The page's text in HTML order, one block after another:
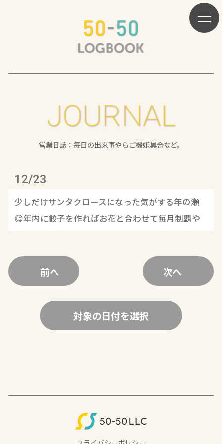
JOURNAL
営業日誌：毎日の出来事やらご機嫌具合など。
12/23
少しだけサンタクロースになった気がする年の瀬
😋年内に餃子を作ればお花と合わせて毎月制覇や
前へ 次へ
対象の日付を選択